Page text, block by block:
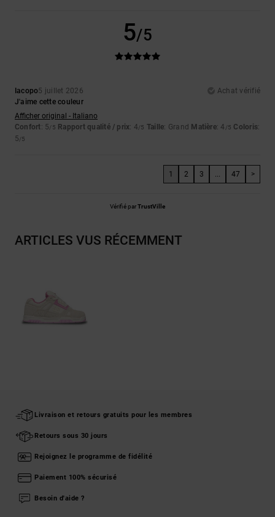
5/5
Iacopo5 juillet 2026
Achat vérifié
J'aime cette couleur
Afficher original - Italiano
Confort: 5/5 Rapport qualité / prix: 4/5 Taille: Grand Matière: 4 /5 Coloris:
5/5
1 2 3 ... 47 >
Vérifié parTrustVille
ARTICLES VUS RÉCEMMENT
Livraison et retours gratuits pour les membres
Retours sous 30 jours
Rejoignez le programme de fidélité
Paiement 100% sécurisé
Besoin d'aide ?